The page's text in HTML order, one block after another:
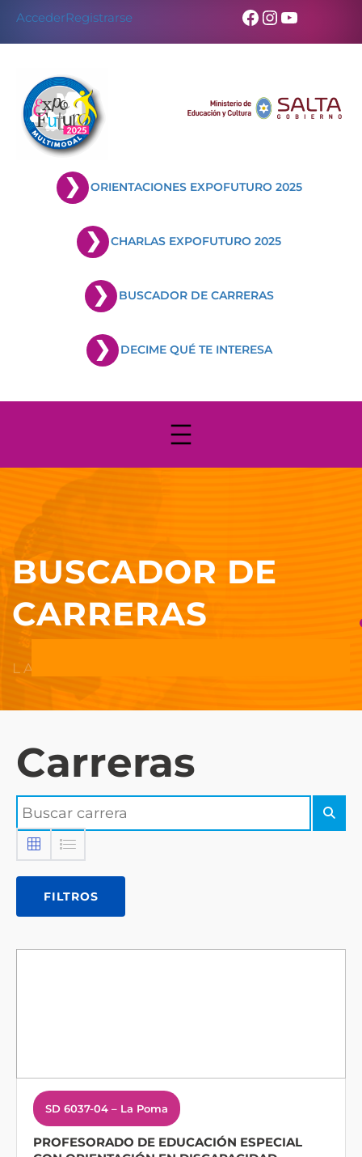
content
AccederRegistrarse Facebook
Instagram
YouTube
ORIENTACIONES EXPOFUTURO 2025
CHARLAS EXPOFUTURO 2025
BUSCADOR DE CARRERAS
DECIME QUÉ TE INTERESA
BUSCADOR DE
CARRERAS
Carreras
FILTROS
SD 6037-04 – La Poma
PROFESORADO DE EDUCACIÓN ESPECIAL